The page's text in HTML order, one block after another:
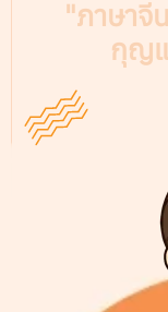
"ภาษาจี
กุญแ